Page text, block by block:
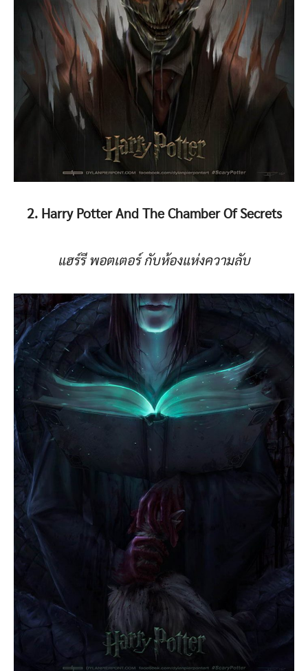
2. Harry Potter And The Chamber Of Secrets
แฮร์รี พอตเตอร์ กับห้องแห่งความลับ